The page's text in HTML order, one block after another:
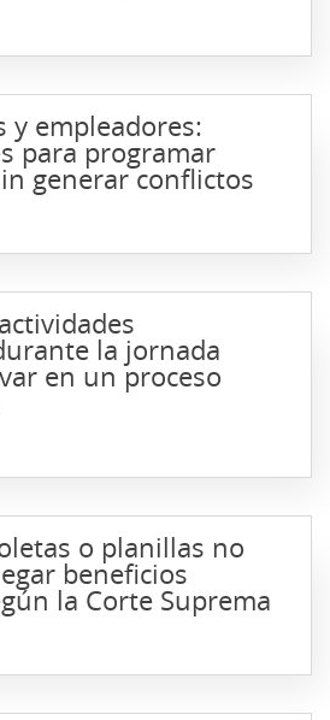
y empleadores:
para programar
generar conflictos
la jornada
en un proceso
o planillas no
beneficios
la Corte Suprema